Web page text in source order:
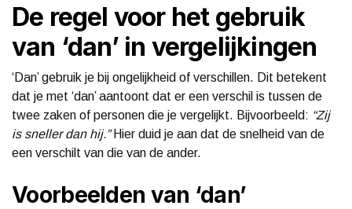
De regel voor het gebruik
van ‘dan’ in vergelijkingen
‘Dan’ gebruik je bij ongelijkheid of verschillen. Dit betekent
dat je met ‘dan’ aantoont dat er een verschil is tussen de
twee zaken of personen die je vergelijkt. Bijvoorbeeld: “Zij
is sneller dan hij.”Hier duid je aan dat de snelheid van de
een verschilt van die van de ander.
Voorbeelden van ‘dan’